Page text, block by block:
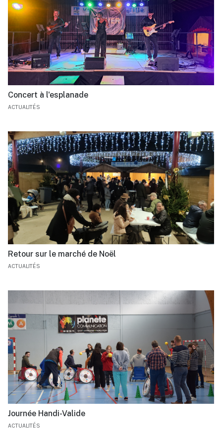
Concert à l'esplanade
ACTUALITÉS
Retour sur le marché de Noël
ACTUALITÉS
Journée Handi-Valide
ACTUALITÉS